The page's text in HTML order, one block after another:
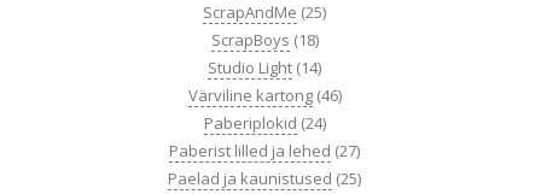
ScrapAndMe (25)
ScrapBoys (18)
Studio Light (14)
Värviline kartong (46)
Paberiplokid (24)
Paberist lilled ja lehed (27)
Paelad ja kaunistused (25)